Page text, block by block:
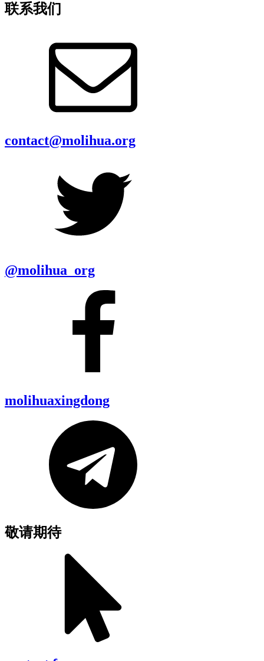
联系我们
contact@molihua.org
@molihua_org
molihuaxingdong
敬请期待